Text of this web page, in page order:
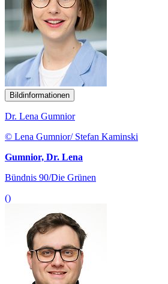
Bildinformationen
Dr. Lena Gumnior
© Lena Gumnior/ Stefan Kaminski
Gumnior, Dr. Lena
Bündnis 90/Die Grünen
()